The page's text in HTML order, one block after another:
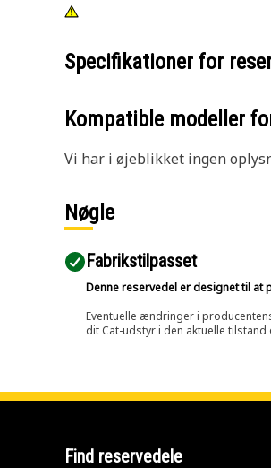
Specifikationer for
Kompatible modeller
Vi har i øjeblikket ingen
Nøgle
Fabrikstilpasset
Denne reservedel er designet til at
Eventuelle ændringer i
dit Cat-udstyr i den aktuelle
Find reservedele